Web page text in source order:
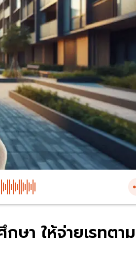
า ให้จ่ายเรทตาม